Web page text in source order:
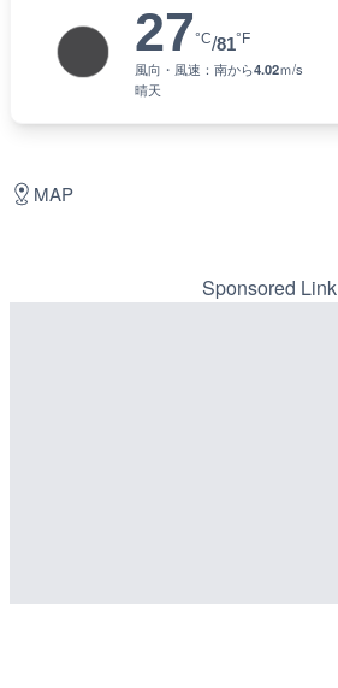
27°C/81°F
風向・風速： 南から4.02ｍ/s
晴天
MAP
Sponsored Link